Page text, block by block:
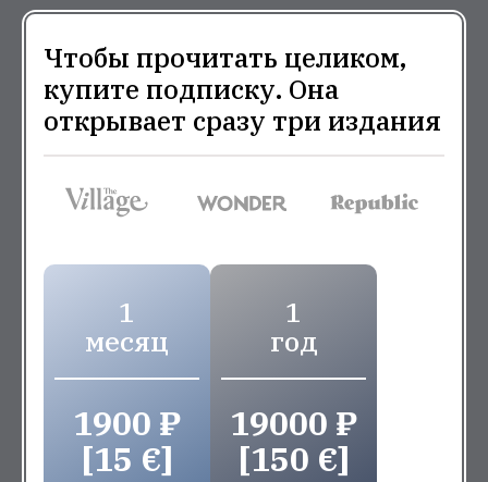
Чтобы прочитать целиком,
купите подписку. Она
открывает сразу три издания
1
месяц
1900 ₽
[15 €]
1
год
19000 ₽
[150 €]